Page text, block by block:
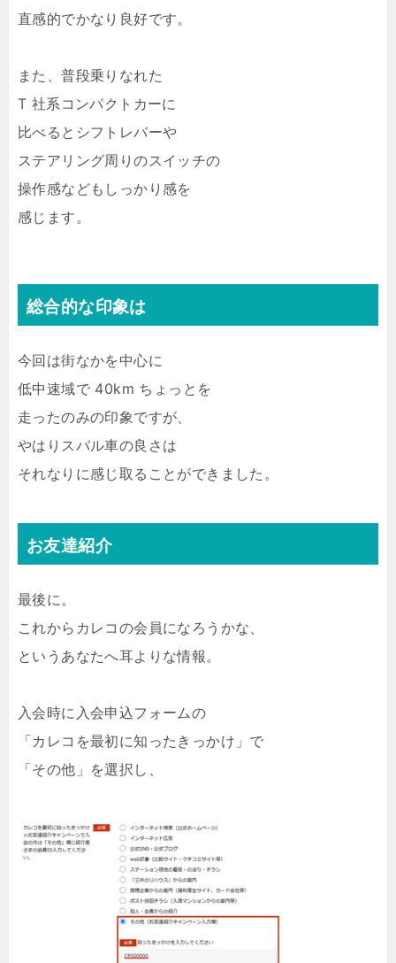
直感的でかなり良好です。
また、普段乗りなれた
T 社系コンパクトカーに
比べるとシフトレバーや
ステアリング周りのスイッチの
操作感などもしっかり感を
感じます。
総合的な印象は
今回は街なかを中心に
低中速域で 40km ちょっとを
走ったのみの印象ですが、
やはりスバル車の良さは
それなりに感じ取ることができました。
お友達紹介
最後に。
これからカレコの会員になろうかな、
というあなたへ耳よりな情報。
入会時に入会申込フォームの
「カレコを最初に知ったきっかけ」で
「その他」を選択し、